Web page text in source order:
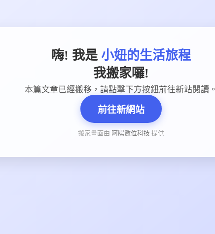
嗨! 我是 小妞的生活旅程
我搬家囉!
本篇文章已經搬移，請點擊下方按鈕前往新站閱讀。
前往新網站
搬家畫面由 阿腸數位科技 提供